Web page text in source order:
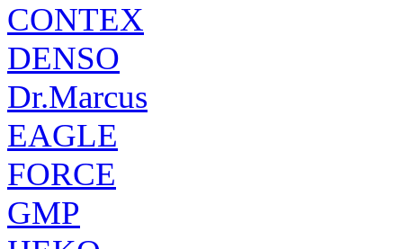
CONTEX
DENSO
Dr.Marcus
EAGLE
FORCE
GMP